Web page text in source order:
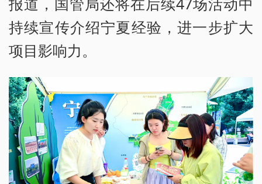
持续宣传介绍宁夏经验，进一步扩大
项目影响力。